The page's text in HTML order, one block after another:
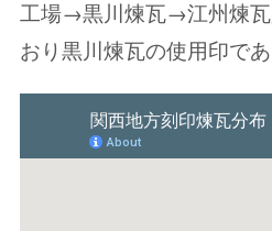
工場→黒川煉瓦→江州煉瓦
おり黒川煉瓦の使用印で